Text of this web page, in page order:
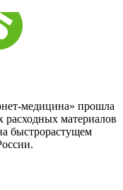
медицина» прошла
расходных материалов
быстрорастущем